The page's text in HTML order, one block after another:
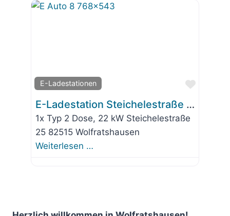
E-Ladestationen
Favorit
E-Ladestation Steichelestraße 25
1x Typ 2 Dose, 22 kW Steichelestraße
25 82515 Wolfratshausen
Weiterlesen …